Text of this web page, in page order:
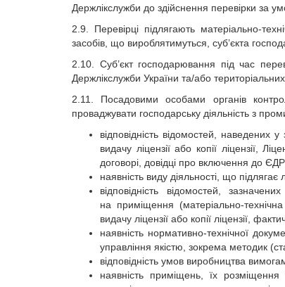
Держлікслужби до здійснення перевірки за
2.9. Перевірці підлягають матеріально-
засобів, що вироблятимуться, суб’єкта
2.10. Суб’єкт господарювання під час
Держлікслужби України та/або
2.11. Посадовими особами органів
проваджувати господарську діяльність з
відповідність відомостей, наведених
видачу ліцензії або копії ліцензії,
договорі, довідці про включення до
наявність виду діяльності, що
відповідність відомостей,
на приміщення (матеріально-
видачу ліцензії або копії ліцензії,
наявність нормативно-технічної
управління якістю, зокрема методик
відповідність умов виробництва
наявність приміщень, їх розміщення